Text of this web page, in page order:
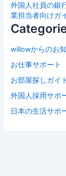
外国人社員の銀
業担当者向けガ
willowからのお
お仕事サポート
お部屋探しガイ
外国人採用サポ
日本の生活サポ